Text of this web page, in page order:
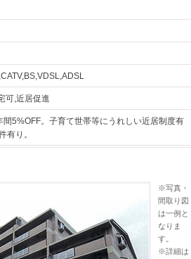
可,近居促進
間5%OFF。子育て世帯等にうれしい近居制度有
有り。
※写真・
間取り図
は一例と
なりま
す。
※詳細は